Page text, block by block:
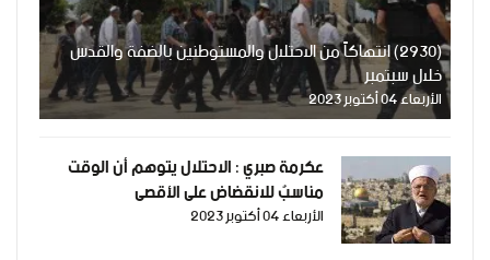
(2930) انتهاكاً من الاحتلال والمستوطنين بالضفة والقدس
خلال سبتمبر
الأربعاء 04 أكتوبر 2023
عكرمة صبري : الاحتلال يتوهم أن الوقت
مناسبٌ للانقضاض على الأقصى
الأربعاء 04 أكتوبر 2023